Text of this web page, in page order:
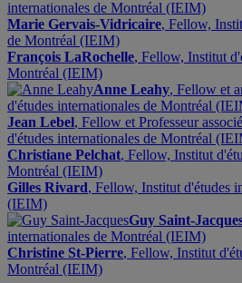
internationales de Montréal (IEIM)
Marie Gervais-Vidricaire, Fellow,
de Montréal (IEIM)
François LaRochelle, Fellow, Institut
Montréal (IEIM)
Anne Leahy, Fellow et
d'études internationales de Montréal
Jean Lebel, Fellow et Professeur
d'études internationales de Montréal
Christiane Pelchat, Fellow, Institut
Montréal (IEIM)
Gilles Rivard, Fellow, Institut d'études
(IEIM)
Guy Saint-
internationales de Montréal (IEIM)
Christine St-Pierre, Fellow, Institut
Montréal (IEIM)